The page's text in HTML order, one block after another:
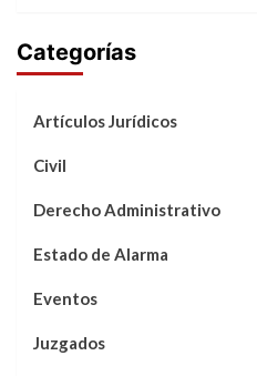
Categorías
Artículos Jurídicos
Civil
Derecho Administrativo
Estado de Alarma
Eventos
Juzgados